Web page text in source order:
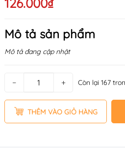
Mô tả sản phẩm
Mô tả đang cập nhật
− + Còn lại 167
THÊM VÀO GIỎ HÀNG